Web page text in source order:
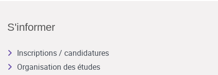
S'informer
Inscriptions / candidatures
Organisation des études